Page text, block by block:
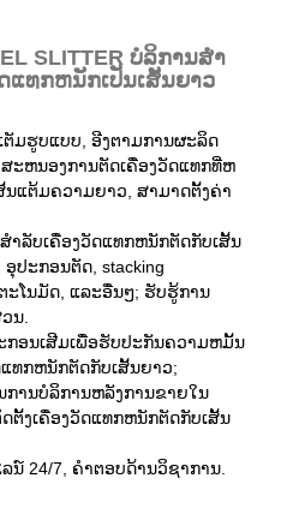
SLITTER ບໍລິການສໍາ
ແທກຫນັກເປັນເສັ້ນຍາວ
ຕັມຮູບແບບ, ອີງຕາມການຜະລິດ
ະຫນອງການຕັດເຄື່ອງວັດແທກທີ່ຫ
ແຕ້ມຄວາມຍາວ, ສາມາດຕັ້ງຄ່າ
າລັບເຄື່ອງວັດແທກຫນັກຕັດກັບເສັ້ນ
ອຸປະກອນຕັດ, stacking
ະໂນມັດ, ແລະອື່ນໆ; ຮັບຮູ້ການ
ນ.
ກອນເສີມເພື່ອຮັບປະກັນຄວາມຫມັ້ນ
ທກຫນັກຕັດກັບເສັ້ນຍາວ;
ານບໍລິການຫລັງການຂາຍໃນ
ຕັ້ງເຄື່ອງວັດແທກຫນັກຕັດກັບເສັ້ນ
ນ໌ 24/7, ຄໍາຕອບດ້ານວິຊາການ.